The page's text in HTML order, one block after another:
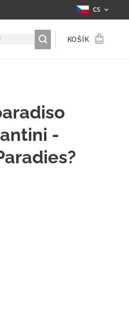
CS
KOŠÍK
-